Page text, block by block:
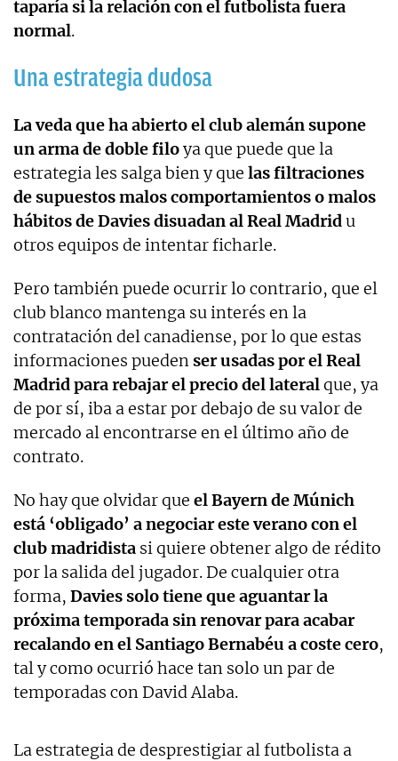
taparía si la relación con el futbolista fuera
normal.
Una estrategia dudosa
La veda que ha abierto el club alemán supone
un arma de doble filoya que puede que la
estrategia les salga bien y que las filtraciones
de supuestos malos comportamientos o malos
hábitos de Davies disuadan al Real Madridu
otros equipos de intentar ficharle.
Pero también puede ocurrir lo contrario, que el
club blanco mantenga su interés en la
contratación del canadiense, por lo que estas
informaciones puedenser usadas por el Real
Madrid para rebajar el precio del lateralque, ya
de por sí, iba a estar por debajo de su valor de
mercado al encontrarse en el último año de
contrato.
No hay que olvidar que el Bayern de Múnich
está ‘obligado’ a negociar este verano con el
club madridista si quiere obtener algo de rédito
por la salida del jugador. De cualquier otra
forma, Davies solo tiene que aguantar la
próxima temporada sin renovar para acabar
recalando en el Santiago Bernabéu a coste cero,
tal y como ocurrió hace tan solo un par de
temporadas con David Alaba.
La estrategia de desprestigiar al futbolista a